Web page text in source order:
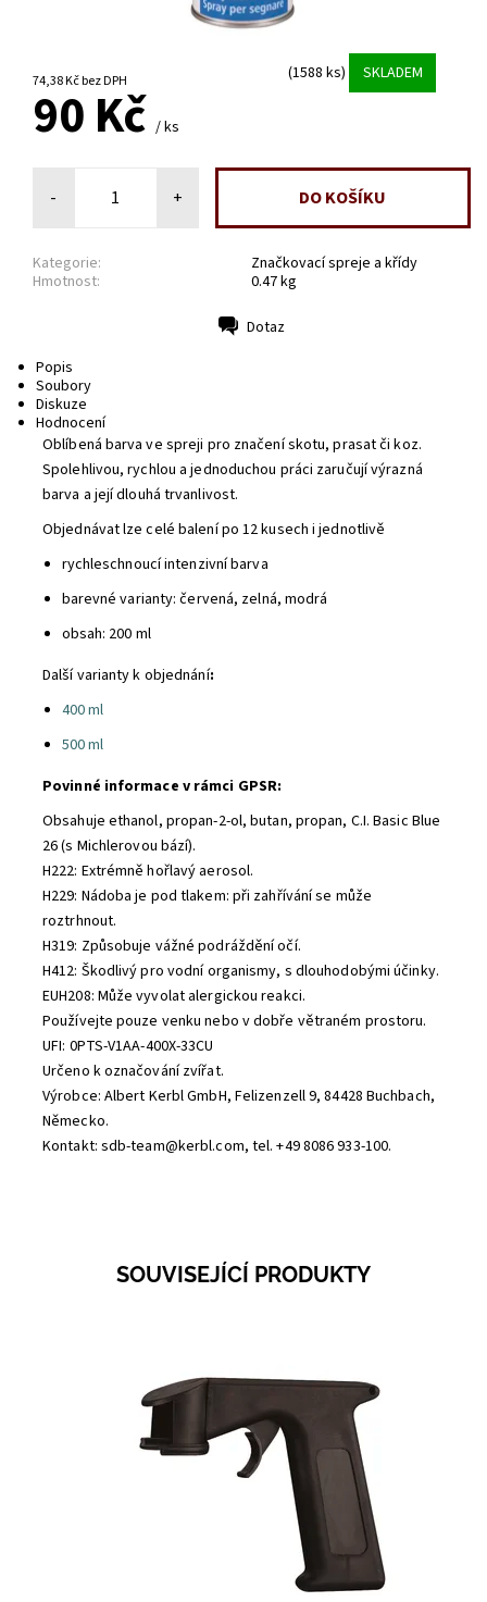
74,38 Kč bez DPH (1588 ks) SKLADEM
90 Kč / ks
- +
Kategorie:
Značkovací spreje a křídy
Hmotnost:
0.47 kg
Dotaz
Popis
Soubory
Diskuze
Hodnocení
Oblíbená barva ve spreji pro značení skotu, prasat či koz.
Spolehlivou, rychlou a jednoduchou práci zaručují výrazná
barva a její dlouhá trvanlivost.
Objednávat lze celé balení po 12 kusech i jednotlivě
rychleschnoucí intenzivní barva
barevné varianty: červená, zelná, modrá
obsah: 200 ml
Další varianty k objednání:
400 ml
500 ml
Povinné informace v rámci GPSR:
Obsahuje ethanol, propan-2-ol, butan, propan, C.I. Basic Blue
26 (s Michlerovou bází).
H222: Extrémně hořlavý aerosol.
H229: Nádoba je pod tlakem: při zahřívání se může
roztrhnout.
H319: Způsobuje vážné podráždění očí.
H412: Škodlivý pro vodní organismy, s dlouhodobými účinky.
EUH208: Může vyvolat alergickou reakci.
Používejte pouze venku nebo v dobře větraném prostoru.
UFI: 0PTS-V1AA-400X-33CU
Určeno k označování zvířat.
Výrobce: Albert Kerbl GmbH, Felizenzell 9, 84428 Buchbach,
Německo.
Kontakt: sdb-team@kerbl.com, tel. +49 8086 933-100.
SOUVISEJÍCÍ PRODUKTY
Skladem 6
0695